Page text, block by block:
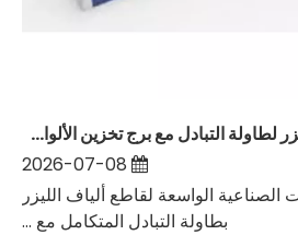
تطبيق آلة قطع ألياف الليزر لطاولة التبادل مع برج تخزين الألواح ونظام التحميل والتفريغ التلقائي
الواسعة لقاطع ألياف الليزر
بطاولة التبادل المتكامل مع ...